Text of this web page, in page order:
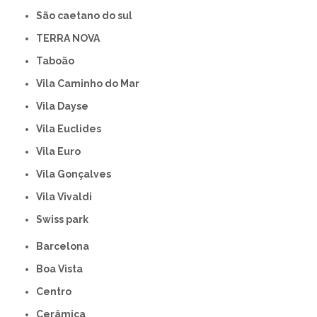
São caetano do sul
TERRA NOVA
Taboão
Vila Caminho do Mar
Vila Dayse
Vila Euclides
Vila Euro
Vila Gonçalves
Vila Vivaldi
swiss park
Barcelona
Boa Vista
Centro
Cerâmica